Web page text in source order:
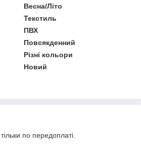
Весна/Літо
Текстиль
ПВХ
Повсякденний
Різні кольори
Новий
по передоплаті.